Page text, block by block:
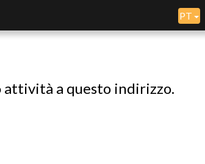
PT
attività a questo indirizzo.